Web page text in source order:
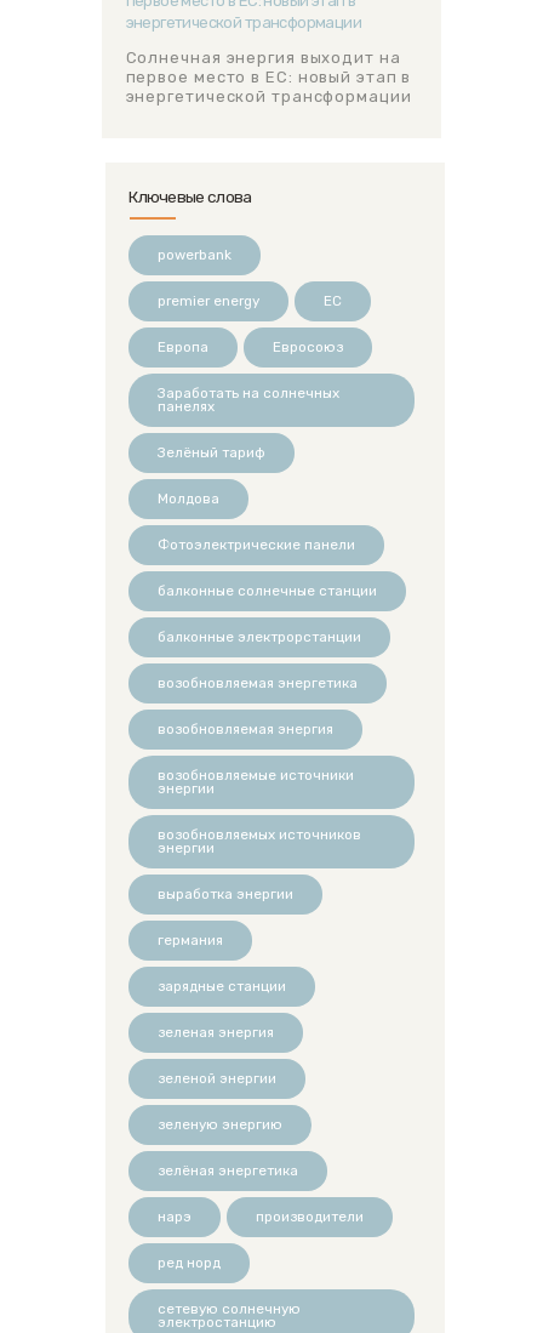
Солнечная энергия выходит на
первое место в ЕС: новый этап в
энергетической трансформации
Ключевые слова
powerbank
premier energy ЕС
Европа Евросоюз
Заработать на солнечных
панелях
Зелёный тариф
Молдова
Фотоэлектрические панели
балконные солнечные станции
балконные электрорстанции
возобновляемая энергетика
возобновляемая энергия
возобновляемые источники
энергии
возобновляемых источников
энергии
выработка энергии
германия
зарядные станции
зеленая энергия
зеленой энергии
зеленую энергию
зелёная энергетика
нарэ производители
ред норд
сетевую солнечную
электростанцию